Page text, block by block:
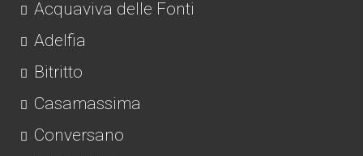
Acquaviva delle Fonti
Adelfia
Bitritto
Casamassima
Conversano